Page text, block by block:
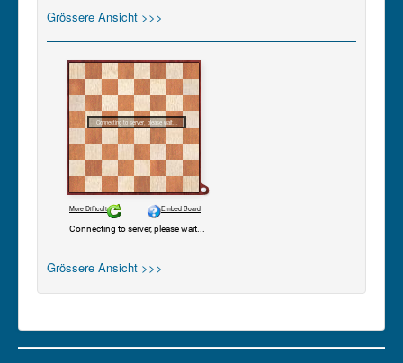
Grössere Ansicht >>>
Grössere Ansicht >>>